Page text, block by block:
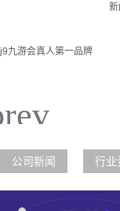
j9九游会真人第一品牌
公司新闻 行业